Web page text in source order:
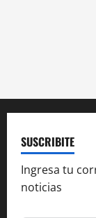
SUSCRIBITE
Ingresa tu
noticias